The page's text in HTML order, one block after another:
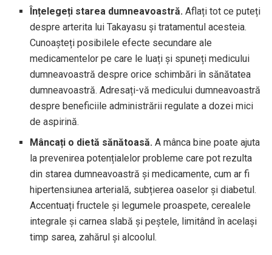
Înțelegeți starea dumneavoastră. Aflați tot ce puteți
despre arterita lui Takayasu și tratamentul acesteia.
Cunoașteți posibilele efecte secundare ale
medicamentelor pe care le luați și spuneți medicului
dumneavoastră despre orice schimbări în sănătatea
dumneavoastră. Adresați-vă medicului dumneavoastră
despre beneficiile administrării regulate a dozei mici
de aspirină.
Mâncați o dietă sănătoasă. A mânca bine poate ajuta
la prevenirea potențialelor probleme care pot rezulta
din starea dumneavoastră și medicamente, cum ar fi
hipertensiunea arterială, subțierea oaselor și diabetul.
Accentuați fructele și legumele proaspete, cerealele
integrale și carnea slabă și peștele, limitând în același
timp sarea, zahărul și alcoolul.